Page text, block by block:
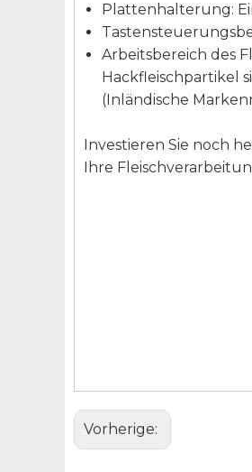
Plattenhalterung:
Arbeitsbereich des
Hackfleischpartikel
(Inländische
Investieren Sie noch
Ihre
Vorherige: